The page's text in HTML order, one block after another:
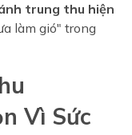
trung thu hiện
làm gió" trong
Vì Sức